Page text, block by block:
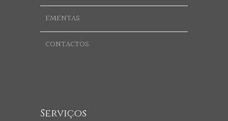
EMENTAS
CONTACTOS
Serviços